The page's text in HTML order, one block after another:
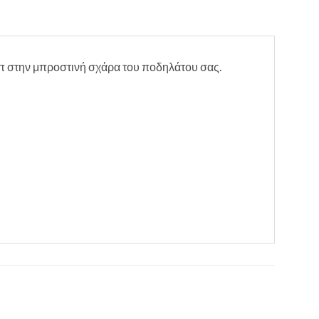
στην μπροστινή σχάρα του ποδηλάτου σας.